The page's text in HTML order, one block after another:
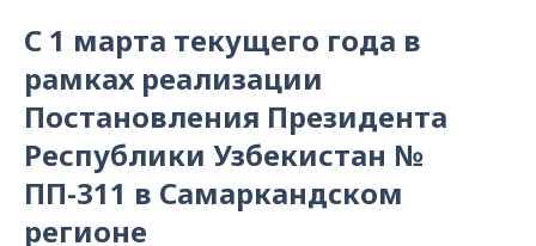
С 1 марта текущего года в
рамках реализации
Постановления Президента
Республики Узбекистан №
ПП-311 в Самаркандcком
регионе